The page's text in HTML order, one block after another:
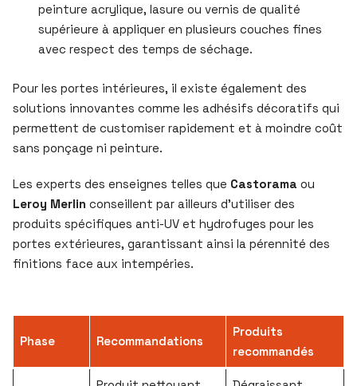
peinture acrylique, lasure ou vernis de qualité
supérieure à appliquer en plusieurs couches fines
avec respect des temps de séchage.
Pour les portes intérieures, il existe également des
solutions innovantes comme les adhésifs décoratifs qui
permettent de customiser rapidement et à moindre coût
sans ponçage ni peinture.
Les experts des enseignes telles que Castorama ou
Leroy Merlin conseillent par ailleurs d’utiliser des
produits spécifiques anti-UV et hydrofuges pour les
portes extérieures, garantissant ainsi la pérennité des
finitions face aux intempéries.
Phase Recommandations
Produits
recommandés